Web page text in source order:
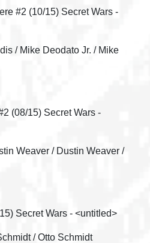
#2 (10/15) Secret Wars -
/ Mike Deodato Jr. / Mike
(08/15) Secret Wars -
Weaver / Dustin Weaver /
Secret Wars - <untitled>
/ Otto Schmidt